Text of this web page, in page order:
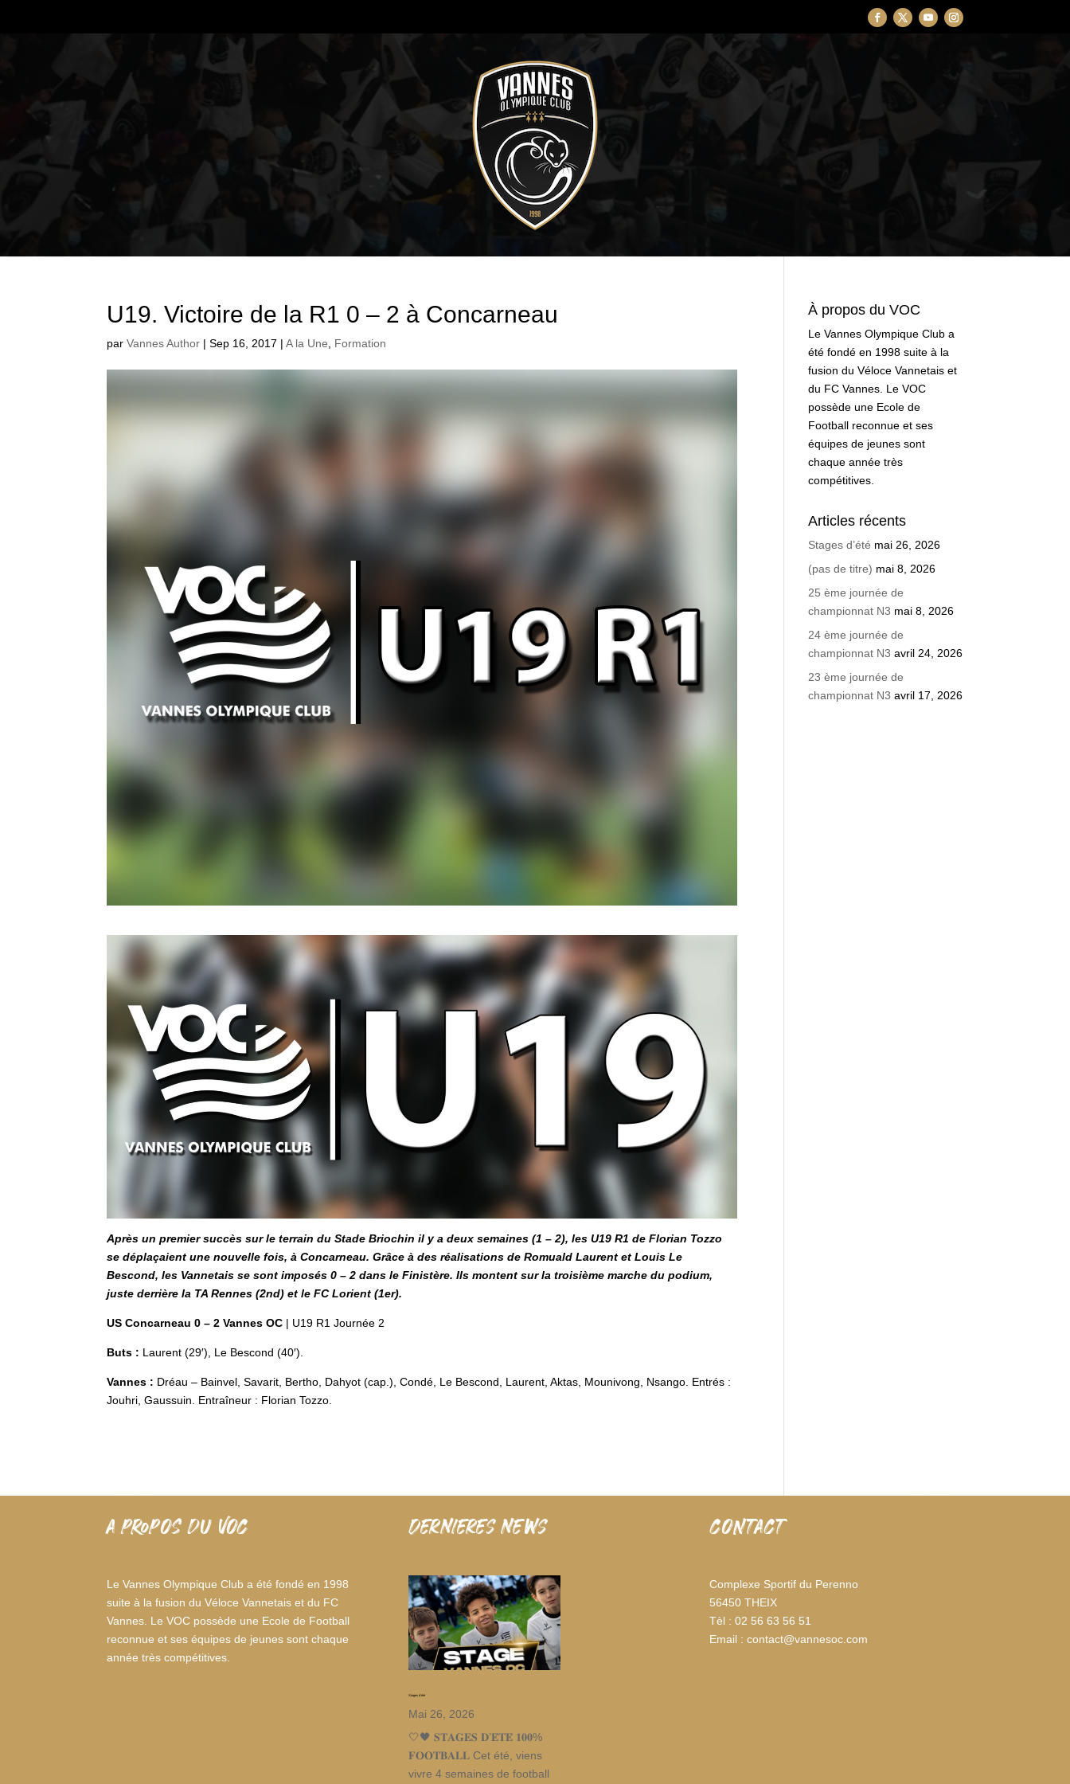
U19. Victoire de la R1 0 – 2 à Concarneau
parVannes Author |Sep 16, 2017 |A la Une, Formation
Après un premier succès sur le terrain du Stade Briochin il y a deux semaines (1 – 2), les U19 R1 de Florian Tozzo
se déplaçaient une nouvelle fois, à Concarneau. Grâce à des réalisations de Romuald Laurent et Louis Le
Bescond, les Vannetais se sont imposés 0 – 2 dans le Finistère. Ils montent sur la troisième marche du podium,
juste derrière la TA Rennes (2nd) et le FC Lorient (1er).
US Concarneau 0 – 2 Vannes OC | U19 R1 Journée 2
Buts : Laurent (29′), Le Bescond (40′).
Vannes : Dréau – Bainvel, Savarit, Bertho, Dahyot (cap.), Condé, Le Bescond, Laurent, Aktas, Mounivong, Nsango. Entrés :
Jouhri, Gaussuin. Entraîneur : Florian Tozzo.
À propos du VOC
Le Vannes Olympique Club a
été fondé en 1998 suite à la
fusion du Véloce Vannetais et
du FC Vannes. Le VOC
possède une Ecole de
Football reconnue et ses
équipes de jeunes sont
chaque année très
compétitives.
Articles récents
Stages d’été mai 26, 2026
(pas de titre) mai 8, 2026
25 ème journée de
championnat N3 mai 8, 2026
24 ème journée de
championnat N3 avril 24, 2026
23 ème journée de
championnat N3 avril 17, 2026
A PROPOS DU VOC
Le Vannes Olympique Club a été fondé en 1998
suite à la fusion du Véloce Vannetais et du FC
Vannes. Le VOC possède une Ecole de Football
reconnue et ses équipes de jeunes sont chaque
année très compétitives.
dernieres news
Stages d’été
Mai 26, 2026
🤍🖤 𝐒𝐓𝐀𝐆𝐄𝐒 𝐃’𝐄́𝐓𝐄́ 𝟏𝟎𝟎%
𝐅𝐎𝐎𝐓𝐁𝐀𝐋𝐋 Cet été, viens
vivre 4 semaines de football
CONTACT
Complexe Sportif du Perenno
56450 THEIX
Tèl : 02 56 63 56 51
Email : contact@vannesoc.com